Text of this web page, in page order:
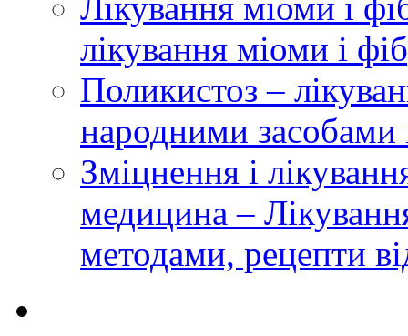
Лікування міоми і
лікування міоми і
Поликистоз –
народними засобами
Зміцнення і
медицина –
методами, рецепти